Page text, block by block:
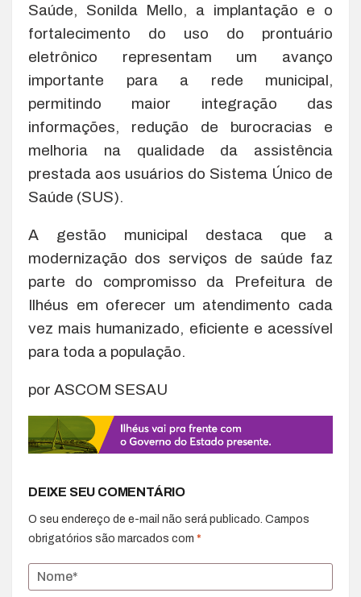
Saúde, Sonilda Mello, a implantação e o
fortalecimento do uso do prontuário
eletrônico representam um avanço
importante para a rede municipal,
permitindo maior integração das
informações, redução de burocracias e
melhoria na qualidade da assistência
prestada aos usuários do Sistema Único de
Saúde (SUS).
A gestão municipal destaca que a
modernização dos serviços de saúde faz
parte do compromisso da Prefeitura de
Ilhéus em oferecer um atendimento cada
vez mais humanizado, eficiente e acessível
para toda a população.
por ASCOM SESAU
DEIXE SEU COMENTÁRIO
O seu endereço de e-mail não será publicado. Campos
obrigatórios são marcados com *